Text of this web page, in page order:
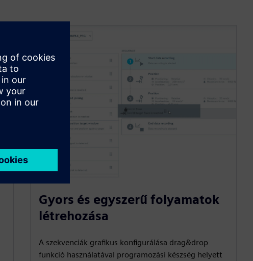
Gyors és egyszerű folyamatok
létrehozása
A szekvenciák grafikus konfigurálása drag&drop
funkció használatával programozási készség helyett